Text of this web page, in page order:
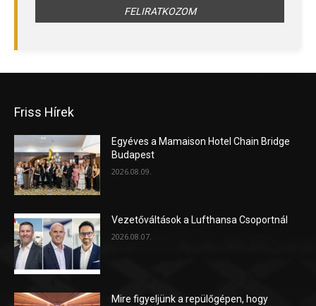
Friss Hírek
Egyéves a Mamaison Hotel Chain Bridge
Budapest
2026.08.09.
Vezetőváltások a Lufthansa Csoportnál
2026.08.07.
Mire figyeljünk a repülőgépen, hogy